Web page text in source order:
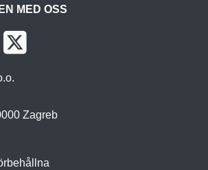
MED OSS
Zagreb